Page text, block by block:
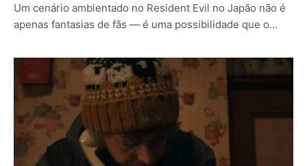
Um cenário ambientado no Resident Evil no Japão não é
apenas fantasias de fãs — é uma possibilidade que o…